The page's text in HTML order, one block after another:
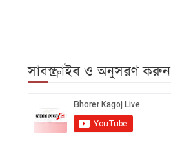
সাবস্ক্রাইব ও অনুসরণ করুন